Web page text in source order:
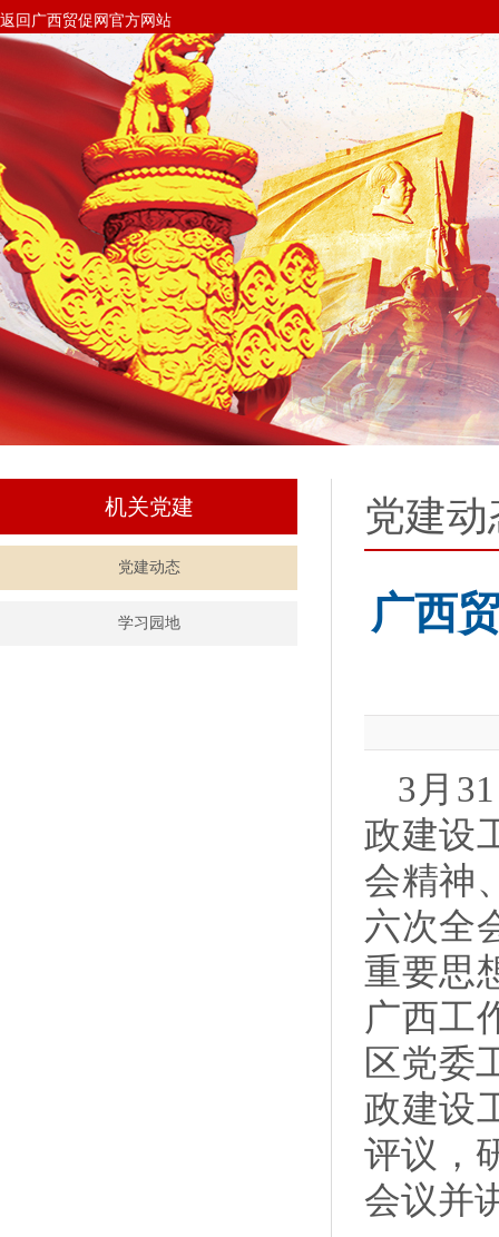
返回广西贸促网官方网站
机关党建
党建动态
学习园地
党建动
广西
3月
政建设
会精神
六次全
重要思
广西工
区党委
政建设
评议，
会议并